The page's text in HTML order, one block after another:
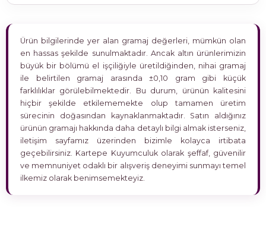
Ürün bilgilerinde yer alan gramaj değerleri, mümkün olan
en hassas şekilde sunulmaktadır. Ancak altın ürünlerimizin
büyük bir bölümü el işçiliğiyle üretildiğinden, nihai gramaj
ile belirtilen gramaj arasında ±0,10 gram gibi küçük
farklılıklar görülebilmektedir. Bu durum, ürünün kalitesini
hiçbir şekilde etkilememekte olup tamamen üretim
sürecinin doğasından kaynaklanmaktadır. Satın aldığınız
ürünün gramajı hakkında daha detaylı bilgi almak isterseniz,
iletişim sayfamız üzerinden bizimle kolayca irtibata
geçebilirsiniz. Kartepe Kuyumculuk olarak şeffaf, güvenilir
ve memnuniyet odaklı bir alışveriş deneyimi sunmayı temel
ilkemiz olarak benimsemekteyiz.